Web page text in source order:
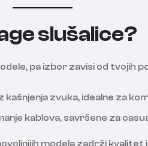
slušalice?
pa izbor zavisi od tvojih
kašnjenja zvuka, idealne za
kablova, savršene za
modela zadrži kvalitet